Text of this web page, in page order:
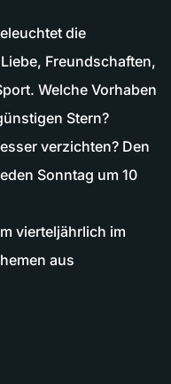
die
Freundschaften,
Welche Vorhaben
Stern?
verzichten? Den
Sonntag um 10
vierteljährlich im
aus